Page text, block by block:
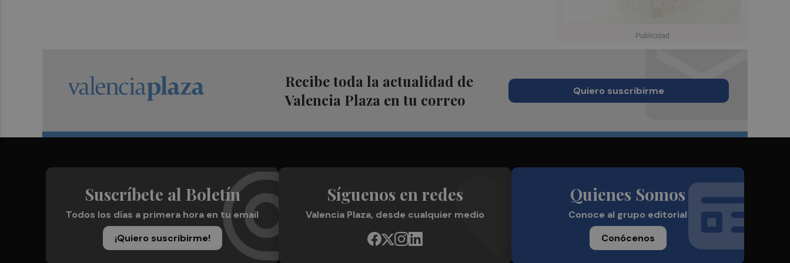
Recibe toda la actualidad de
Valencia Plaza en tu correo
Quiero suscribirme
Suscríbete al Boletín
Todos los días a primera hora en tu email
¡Quiero suscribirme!
Síguenos en redes
Valencia Plaza, desde cualquier medio
Quienes Somos
Conoce al grupo editorial
Conócenos